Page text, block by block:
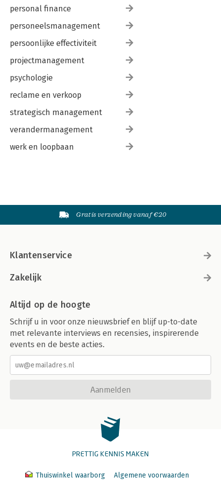
personal finance
personeelsmanagement
persoonlijke effectiviteit
projectmanagement
psychologie
reclame en verkoop
strategisch management
verandermanagement
werk en loopbaan
Gratis verzending vanaf €20
Klantenservice
Zakelijk
Altijd op de hoogte
Schrijf u in voor onze nieuwsbrief en blijf up-to-date
met relevante interviews en recensies, inspirerende
events en de beste acties.
Aanmelden
PRETTIG KENNIS MAKEN
Thuiswinkel waarborg Algemene voorwaarden